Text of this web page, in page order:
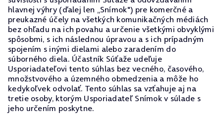
hlavnej výhry (ďalej len „Snímok") pre komerčné a
preukazné účely na všetkých komunikačných médiách
bez ohľadu na ich povahu a určenie všetkými obvyklými
spôsobmi, s ich následnou úpravou a s ich prípadným
spojením s inými dielami alebo zaradením do
súborného diela. Účastník Súťaže udeľuje
Usporiadateľovi tento súhlas bez vecného, časového,
množstvového a územného obmedzenia a môže ho
kedykoľvek odvolať. Tento súhlas sa vzťahuje aj na
tretie osoby, ktorým Usporiadateľ Snímok v súlade s
jeho určením poskytne.